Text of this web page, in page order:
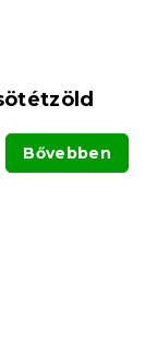
Bővebben